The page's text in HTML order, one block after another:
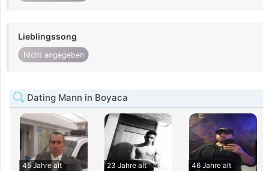
Lieblingssong
Nicht angegeben
Dating Mann in Boyaca
45 Jahre alt
23 Jahre alt
46 Jahre alt